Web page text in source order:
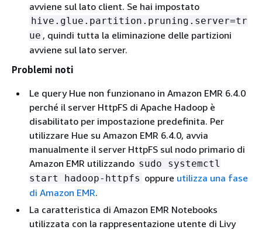
avviene sul lato client. Se hai impostato
hive.glue.partition.pruning.server=tr
ue , quindi tutta la eliminazione delle partizioni
avviene sul lato server.
Problemi noti
Le query Hue non funzionano in Amazon EMR 6.4.0
perché il server HttpFS di Apache Hadoop è
disabilitato per impostazione predefinita. Per
utilizzare Hue su Amazon EMR 6.4.0, avvia
manualmente il server HttpFS sul nodo primario di
Amazon EMR utilizzando sudo systemctl
start hadoop-httpfs oppure utilizza una fase
di Amazon EMR.
La caratteristica di Amazon EMR Notebooks
utilizzata con la rappresentazione utente di Livy